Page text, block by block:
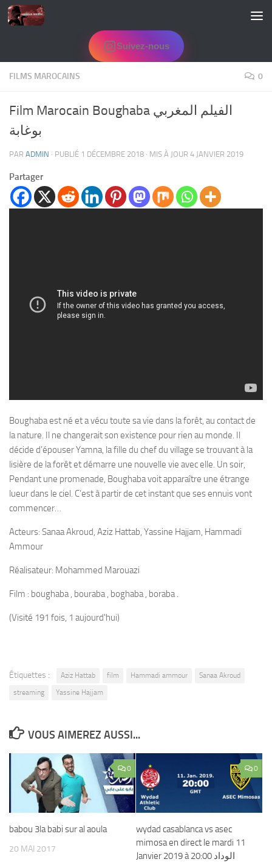
Skip to content
Suivez-nous
FILMS MAROCAINS 0
Film Marocain Boughaba الفيلم المغربي
بوغابة
PAR ADMIN · PUBLIÉ 1 DÉCEMBRE 2018 · MIS À JOUR 4 JANVIER 2019
Partager
Boughaba est né et a vécu toute sa vie dans la forêt, au contact de
la nature. Il ne changerait son existence pour rien au monde. Il
décide d’épouser Yamna, la fille du chef du village se trouvant à la
lisière de la forêt et démarre une nouvelle vie avec elle. Un soir,
Pendant une promenade, Boughaba voit apparaître une étrange
lueur dans le ciel. C’est à partir de cet instant que ses ennuis vont
commencer…
Acteurs: Sanaa Akroud, Aziz Hattab, Yassine Hajjam, Hammadi
Ammour
Réalisateur: Mohammed Marouazi
Film : boughaba , bouraba , boghaba , boraba .
(Visité 191 fois, 1 aujourd'hui)
Étiquettes : Aziz Hattab film Hammadi ammour
Sanaa Akroud
streaming
Yassine Hajjam
VOUS AIMEREZ AUSSI...
0
babou 3la babi sur al aoula
20 MAI 2017
0
wydad casablanca vs asec
mimosa en direct le mardi 11
Janvier 2019 à 20:00 الوداد